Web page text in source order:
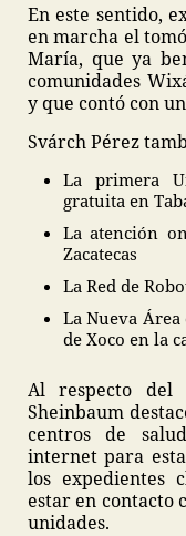
En este sentido,
en marcha el
María, que ya
comunidades
y que contó con
Svárch Pérez
La primera
gratuita en
La atención
Zacatecas
La Red de
La Nueva
de Xoco en la
Al respecto del
Sheinbaum
centros de
internet para
los expedientes
estar en contacto
unidades.